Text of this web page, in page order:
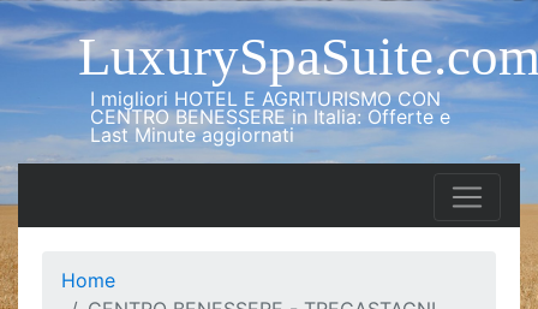
I migliori HOTEL E AGRITURISMO CON
CENTRO BENESSERE in Italia: Offerte e
Last Minute aggiornati
Home